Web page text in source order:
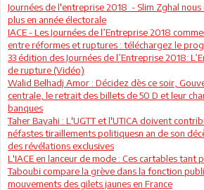
Journées de l'entreprise 2018 - Slim Zghal
plus en année électorale
IACE - Les Journées de l’Entreprise 2018
entre réformes et ruptures : téléchargez le
33 édition des Journées de l’Entreprise 2018:
de rupture (Vidéo)
Walid Belhadj Amor : Décidez dès ce soir,
centrale, le retrait des billets de 50 D et leur
banques
Taher Bayahi : L'UGTT et l'UTICA doivent
néfastes tiraillements politiquesn an de son
des révélations exclusives
L'IACE en lanceur de mode : Ces cartables tant
Taboubi compare la grève dans la fonction
mouvements des gilets jaunes en France